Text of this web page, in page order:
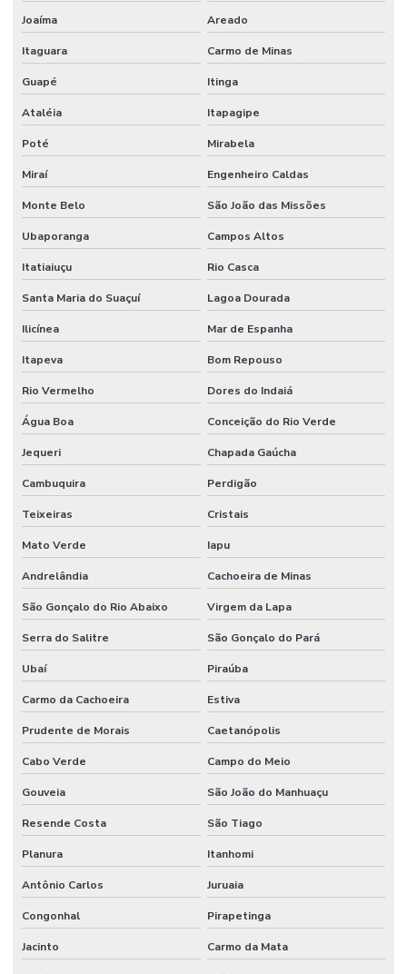
Joaíma Areado
Itaguara Carmo de Minas
Guapé Itinga
Ataléia Itapagipe
Poté Mirabela
Miraí Engenheiro Caldas
Monte Belo São João das Missões
Ubaporanga Campos Altos
Itatiaiuçu Rio Casca
Santa Maria do Suaçuí Lagoa Dourada
Ilicínea Mar de Espanha
Itapeva Bom Repouso
Rio Vermelho Dores do Indaiá
Água Boa Conceição do Rio Verde
Jequeri Chapada Gaúcha
Cambuquira Perdigão
Teixeiras Cristais
Mato Verde Iapu
Andrelândia Cachoeira de Minas
São Gonçalo do Rio Abaixo Virgem da Lapa
Serra do Salitre São Gonçalo do Pará
Ubaí Piraúba
Carmo da Cachoeira Estiva
Prudente de Morais Caetanópolis
Cabo Verde Campo do Meio
Gouveia São João do Manhuaçu
Resende Costa São Tiago
Planura Itanhomi
Antônio Carlos Juruaia
Congonhal Pirapetinga
Jacinto Carmo da Mata